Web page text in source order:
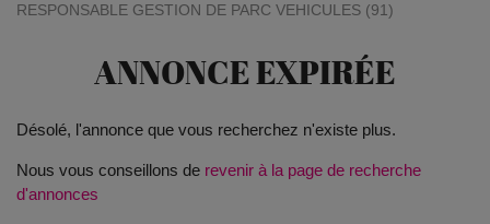
RESPONSABLE GESTION DE PARC VEHICULES (91)
ANNONCE EXPIRÉE
Désolé, l'annonce que vous recherchez n'existe plus.
Nous vous conseillons de revenir à la page de recherche
d'annonces